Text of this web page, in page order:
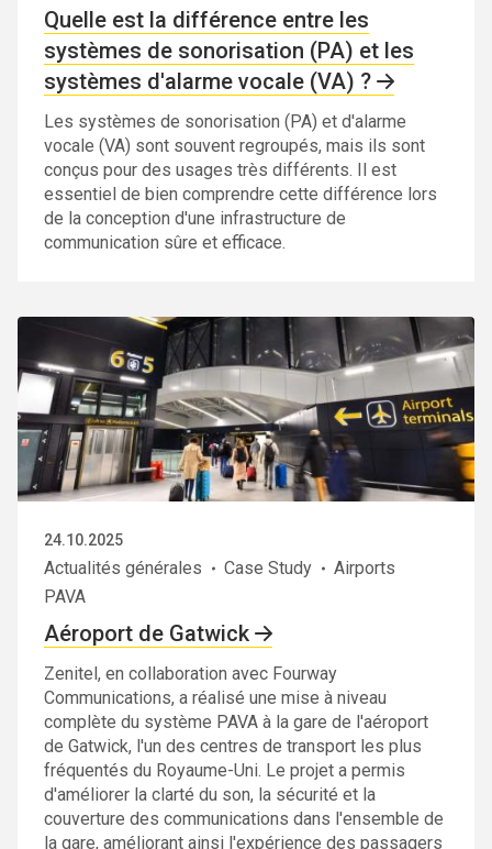
Quelle est la différence entre les
systèmes de sonorisation (PA) et les
systèmes d'alarme vocale (VA) ?
Les systèmes de sonorisation (PA) et d'alarme
vocale (VA) sont souvent regroupés, mais ils sont
conçus pour des usages très différents. Il est
essentiel de bien comprendre cette différence lors
de la conception d'une infrastructure de
communication sûre et efficace.
24.10.2025
Actualités générales Case Study
Airports
PAVA
Aéroport de Gatwick
Zenitel, en collaboration avec Fourway
Communications, a réalisé une mise à niveau
complète du système PAVA à la gare de l'aéroport
de Gatwick, l'un des centres de transport les plus
fréquentés du Royaume-Uni. Le projet a permis
d'améliorer la clarté du son, la sécurité et la
couverture des communications dans l'ensemble de
la gare, améliorant ainsi l'expérience des passagers